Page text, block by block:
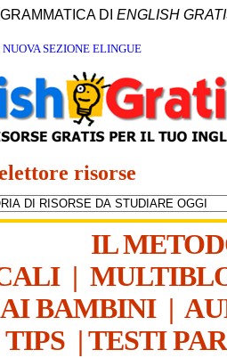
DI ENGLISH
NUOVA SEZIONE ELINGUE
risorse
IL
|
BAMBINI|
TIPS | TESTI